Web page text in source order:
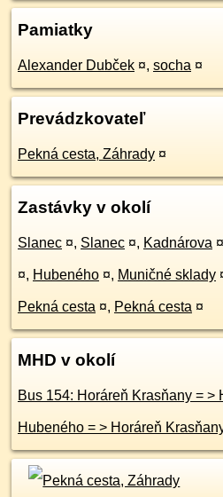
Pamiatky
Alexander Dubček ¤, socha ¤
Prevádzkovateľ
Pekná cesta, Záhrady ¤
Zastávky v okolí
Slanec ¤, Slanec ¤, Kadnárova ¤
¤, Hubeného ¤, Muničné sklady
Pekná cesta ¤, Pekná cesta ¤
MHD v okolí
Hubeného = > Horáreň